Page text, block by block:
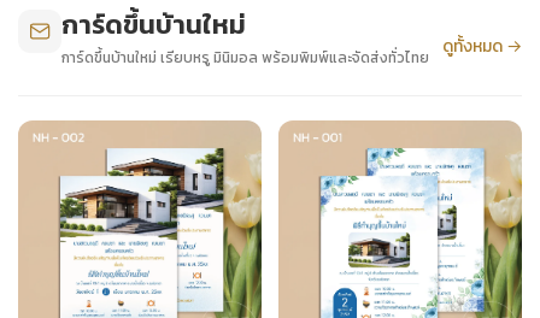
การ์ดขึ้นบ้านใหม่
การ์ดขึ้นบ้านใหม่ เรียบหรู มินิมอล พร้อมพิมพ์และจัดส่งทั่วไทย ดูทั้งหมด →